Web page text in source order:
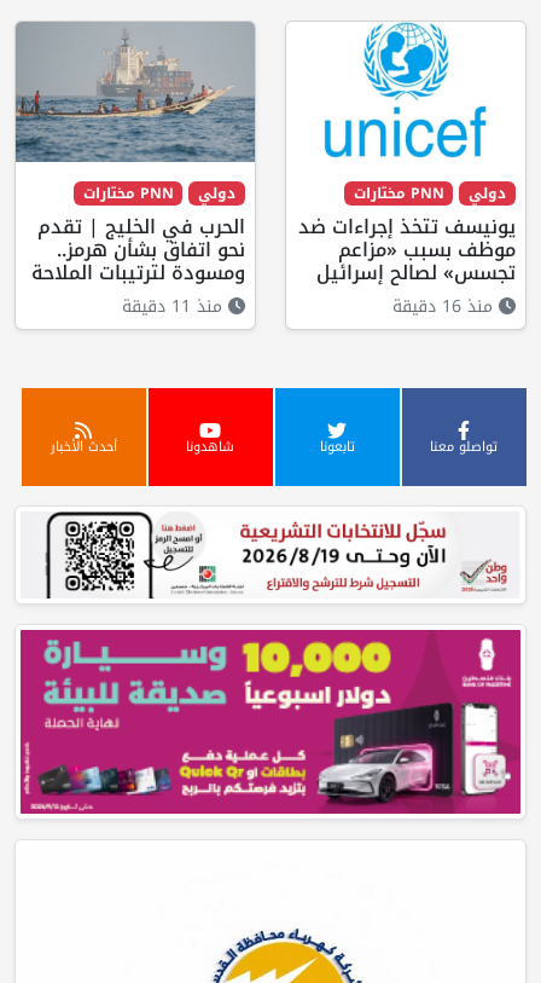
دولي PNN مختارات
يونيسف تتخذ إجراءات ضد
موظف بسبب «مزاعم
تجسس» لصالح إسرائيل
منذ 16 دقيقة
دولي PNN مختارات
الحرب في الخليج | تقدم
نحو اتفاق بشأن هرمز..
ومسودة لترتيبات الملاحة
منذ 11 دقيقة
تواصلو معنا تابعونا شاهدونا أحدث الأخبار